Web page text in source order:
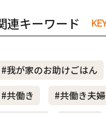
連キーワード
#我が家のお助けごはん
#共働き
#共働き夫婦